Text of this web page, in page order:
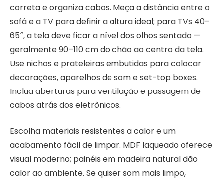
correta e organiza cabos. Meça a distância entre o
sofá e a TV para definir a altura ideal; para TVs 40–
65″, a tela deve ficar a nível dos olhos sentado —
geralmente 90–110 cm do chão ao centro da tela.
Use nichos e prateleiras embutidas para colocar
decorações, aparelhos de som e set-top boxes.
Inclua aberturas para ventilação e passagem de
cabos atrás dos eletrônicos.
Escolha materiais resistentes a calor e um
acabamento fácil de limpar. MDF laqueado oferece
visual moderno; painéis em madeira natural dão
calor ao ambiente. Se quiser som mais limpo,